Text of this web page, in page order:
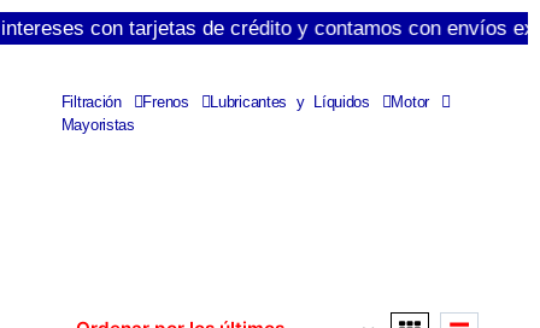
con tarjetas de crédito y contamos con envíos
Filtración Frenos Lubricantes y Líquidos
Motor
Mayoristas